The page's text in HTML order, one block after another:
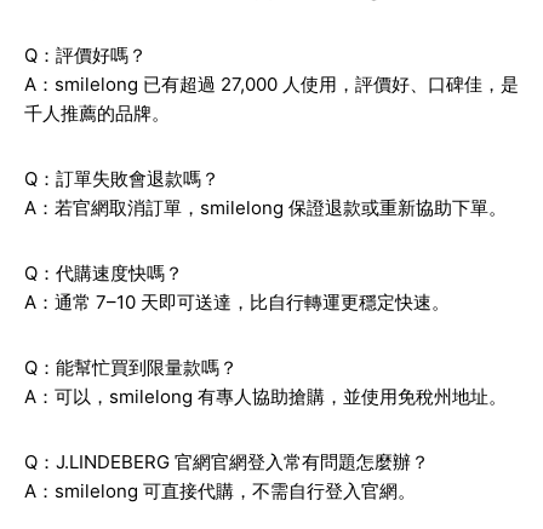
Q：評價好嗎？
A：smilelong 已有超過 27,000 人使用，評價好、口碑佳，是
千人推薦的品牌。
Q：訂單失敗會退款嗎？
A：若官網取消訂單，smilelong 保證退款或重新協助下單。
Q：代購速度快嗎？
A：通常 7–10 天即可送達，比自行轉運更穩定快速。
Q：能幫忙買到限量款嗎？
A：可以，smilelong 有專人協助搶購，並使用免稅州地址。
Q：J.LINDEBERG 官網官網登入常有問題怎麼辦？
A：smilelong 可直接代購，不需自行登入官網。